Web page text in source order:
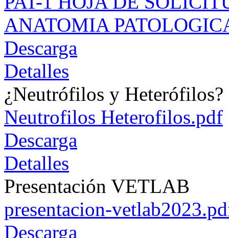
ANATOMIA
Descarga
Detalles
¿Neutrófilos y
Neutrofilos Heterofilos.pdf
Descarga
Detalles
Presentación VETLAB
presentacion-
Descarga